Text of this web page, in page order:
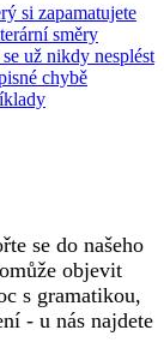
si zapamatujete
směry
už nikdy nesplést
chybě
se do našeho
objevit
s gramatikou,
- u nás najdete